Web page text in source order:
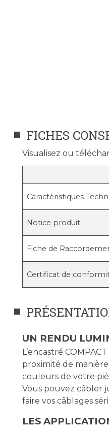
FICHES
Visualisez ou
Caractéristiques
Notice produit
Fiche de
Certificat de
UN RENDU
L’encastré
proximité de
couleurs de votre
Vous pouvez câbler
faire vos câblages
LES